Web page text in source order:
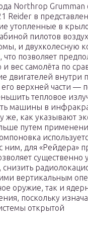
Northrop Grumman
Reider в
утопленные в
пилотов
и двухколесную
что позволяет
вес самолёта по
двигателей внутри
верхней части —
тепловое
машины в
же, как указывают
путем
для «Рейдера»
существенно
вертикальным
оружие, так и
поскольку
открытой